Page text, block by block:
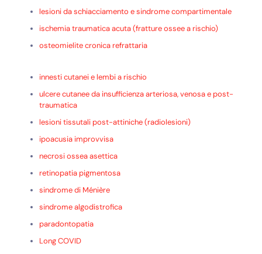
lesioni da schiacciamento e sindrome compartimentale
ischemia traumatica acuta (fratture ossee a rischio)
osteomielite cronica refrattaria
innesti cutanei e lembi a rischio
ulcere cutanee da insufficienza arteriosa, venosa e post-
traumatica
lesioni tissutali post-attiniche (radiolesioni)
ipoacusia improvvisa
necrosi ossea asettica
retinopatia pigmentosa
sindrome di Ménière
sindrome algodistrofica
paradontopatia
Long COVID